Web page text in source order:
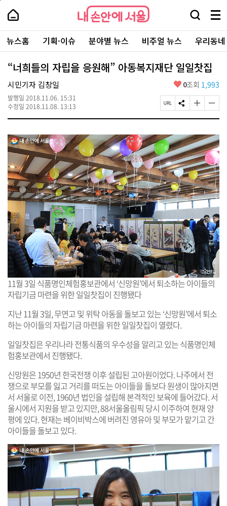
본
로
가
내
손
안
에
서
울
-
서
울
시
대
표
소
포
털
내
손
에
울
검
창
열
기
메
뉴
전
체
보
주
요
서
뉴스홈 기획·이슈 분야별 뉴스 비주얼 뉴스 우리동
“너희들의 자립을 응원해” 아동복지재단 일일찻집
시민기자 김창일
발행일 2018.11.06. 15:31
수정일 2018.11.08. 13:13
좋
요
0조회 1,993
페
이
U
R
L
복
사
S
N
공
유
하
기
글
자
기
크
게
변
경
하
기
글
자
기
작
게
변
경
하
기
11월 3일 식품명인체험홍보관에서 ‘신망원’에서 퇴소하는 아이들의
자립기금 마련을 위한 일일찻집이 진행됐다
지난 11월 3일, 무연고 및 위탁 아동을 돌보고 있는 ‘신망원’에서 퇴소
하는 아이들의 자립기금 마련을 위한 일일찻집이 열렸다.
일일찻집은 우리나라 전통식품의 우수성을 알리고 있는 식품명인체
험홍보관에서 진행됐다.
신망원은 1950년 한국전쟁 이후 설립된 고아원이었다. 나주에서 전
쟁으로 부모를 잃고 거리를 떠도는 아이들을 돌보다 원생이 많아지면
서 서울로 이전, 1960년 법인을 설립해 본격적인 보육에 들어갔다. 서
울시에서 지원을 받고 있지만, 88서울올림픽 당시 이주하여 현재 양
평에 있다. 현재는 베이비박스에 버려진 영유아 및 부모가 맡기고 간
아이들을 돌보고 있다.
페
상
단
로